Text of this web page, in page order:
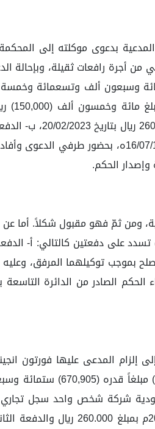
بدعوى موكلته إلى المحكمة
المبلغ المتبقي من أجرة رافعات ثقيلة،
أصدرت حكمها المؤرخ في 01/06/1444ه بإلزام المدعى عليها بأن تدفع للمدعية مبلغ وقدرة (670,905) ستمائة
تقدم وكيل المدعى عليها باعتراضه
19/01/2023م، و، واختتم بطلب اثبات الصلح على باقي مبلغ 520,000 ريال التي سوف تسدد
بمبلغ 260,000 ريال بتاريخ 20/03/2023. وبإحالة القضية إلى دائرة الاستئناف الأولى باشرت نظرها بجلسة عبر الاتصال المرئي بتاريخ
الحكم.
ومن ثمّ فهو مقبول شكلاً. أما
قدره (520.000) خمسمائة وعشرين ألف ريال، سوف تسدد على دفعتين
قدره (260,00) ريال بتاريخ 20/03/2023م، وحيث إن للطرفين حق الصلح بموجب توكيلهما
الصادر من الدائرة التاسعة
من الدائرة التاسعة بالمحكمة التجارية بالدمام و المؤرخ في 1444/06/01هـ والمنتهي إلى إلزام المدعى
انيرجي سيرفيسز السعودية شركة شخص واحد سجل تجاري رقم (...) بأن تدفع للمدعية شركة عبدالله
شركة شخص واحد سجل
للمدعية / شركة عبدالله ناس وشركاه سجل تجاري رقم (...) مبلغاً قدره 520.000 ريال على دفعتين تحل الدفعة الأولى